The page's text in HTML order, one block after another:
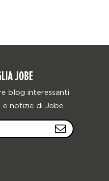
JOBE
blog interessanti
notizie di Jobe.